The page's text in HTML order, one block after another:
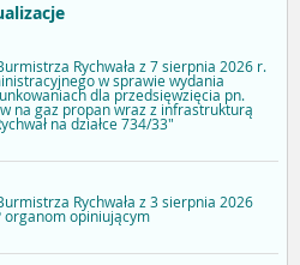
Rychwała z 7 sierpnia 2026 r.
w sprawie wydania
dla przedsięwzięcia pn.
na gaz propan wraz z infrastrukturą
na działce 734/33"
Rychwała z 3 sierpnia 2026
organom opiniującym